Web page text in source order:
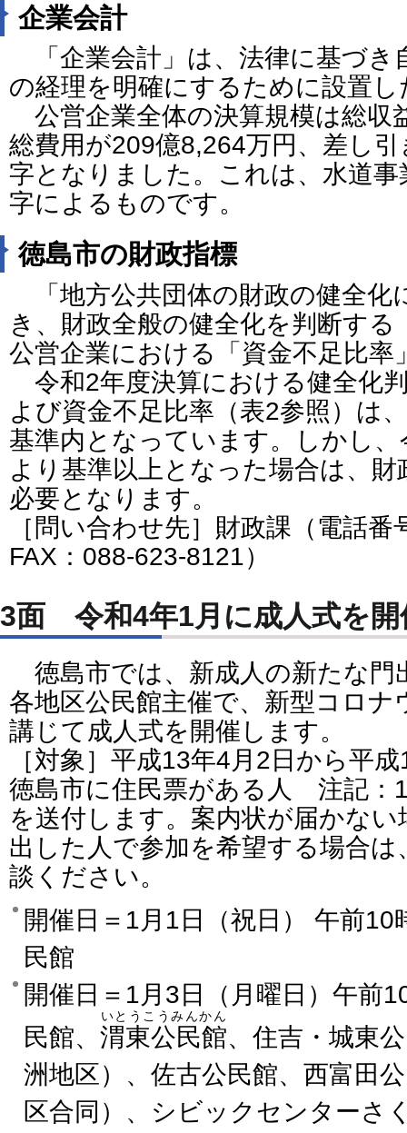
企業会計
「企業会計」は、法律に基づき
の経理を明確にするために設置
公営企業全体の決算規模は総収
総費用が209億8,264万円、差し
字となりました。これは、水道
字によるものです。
徳島市の財政指標
「地方公共団体の財政の健全化
き、財政全般の健全化を判断する
公営企業における「資金不足比
令和2年度決算における健全化
よび資金不足比率（表2参照）は
基準内となっています。しかし
より基準以上となった場合は、
必要となります。
［問い合わせ先］財政課（電話
FAX：088-623-8121）
3面 令和4年1月に成人式を開
徳島市では、新成人の新たな門
各地区公民館主催で、新型コロナ
講じて成人式を開催します。
［対象］平成13年4月2日から平
徳島市に住民票がある人 注記：
を送付します。案内状が届かな
出した人で参加を希望する場合
談ください。
開催日＝1月1日（祝日） 午前10
民館
開催日＝1月3日（月曜日）午前
民館、 渭東公民館
いとうこうみんかん
、住吉・城東
洲地区）、佐古公民館、西富田
区合同）、シビックセンターさ